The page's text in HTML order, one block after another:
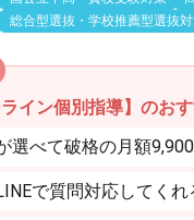
総合型選抜・学校推薦型選抜
イン個別指導】のお
べて破格の月額9,900
で質問対応してくれ